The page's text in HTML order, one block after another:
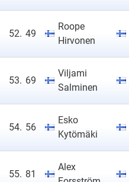
52. 49
Roope
Hirvonen
53. 69
Viljami
Salminen
54. 56
Esko
Kytömäki
55. 81
Alex